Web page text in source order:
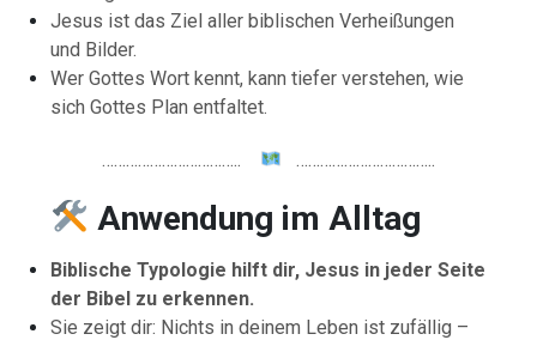
Jesus ist das Ziel aller biblischen Verheißungen
und Bilder.
Wer Gottes Wort kennt, kann tiefer verstehen, wie
sich Gottes Plan entfaltet.
…………………………….. ……………………………..
Anwendung im Alltag
Biblische Typologie hilft dir, Jesus in jeder Seite
der Bibel zu erkennen.
Sie zeigt dir: Nichts in deinem Leben ist zufällig –